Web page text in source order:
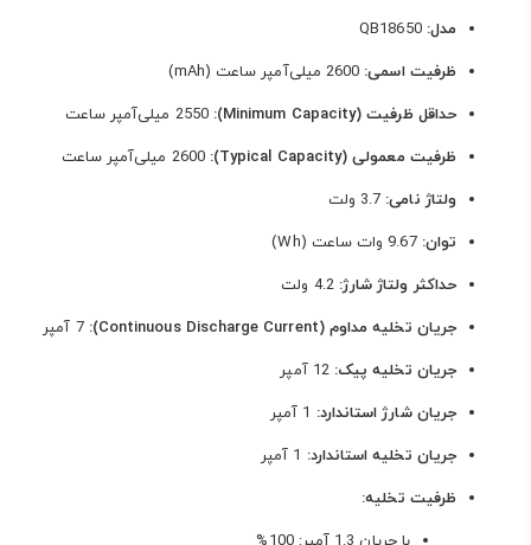
مدل: QB18650
ظرفیت اسمی:
حداقل ظرفیت (Minimum Capacity):
2550 میلی‌آمپر ساعت
ظرفیت معمولی (Typical Capacity):
2600 میلی‌آمپر ساعت
ولتاژ نامی:
توان: 9.67 وات ساعت (Wh)
حداکثر ولتاژ شارژ: 4.2 ولت
جریان تخلیه مداوم (Continuous Discharge Current):
7 آمپر
جریان تخلیه پیک: 12 آمپر
جریان شارژ استاندارد:
جریان تخلیه استاندارد:
ظرفیت تخلیه: